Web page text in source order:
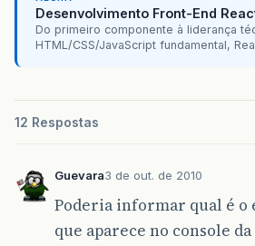
Desenvolvimento Front-End
Do primeiro componente à liderança
HTML/CSS/JavaScript fundamental,
12 Respostas
Guevara3 de out. de 2010
Poderia informar qual é o
que aparece no console da